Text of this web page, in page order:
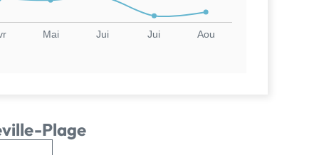
Mai Jui Jui Aou
Plage